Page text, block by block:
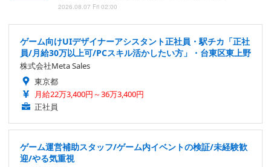
2026.08.07 Fri 02:00
ゲーム向けUIデザイナーアシスタント正社員・駅チカ「正社
員/月給30万以上可/PCスキル活かしたい方」・台東区東上野
株式会社Meta Sales
東京都
月給22万3,400円～36万3,400円
正社員
ゲーム運営補助スタッフ/ゲーム内イベントの検証/未経験歓
迎/やる気重視